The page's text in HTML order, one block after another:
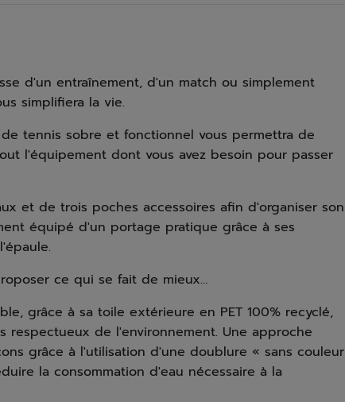
d'un entraînement, d'un match ou simplement
simplifiera la vie.
tennis sobre et fonctionnel vous permettra de
l'équipement dont vous avez besoin pour passer
et de trois poches accessoires afin d'organiser son
équipé d'un portage pratique grâce à ses
ce qui se fait de mieux…
grâce à sa toile extérieure en PET 100% recyclé,
de l'environnement. Une approche
grâce à l'utilisation d'une doublure « sans couleur
la consommation d'eau nécessaire à la